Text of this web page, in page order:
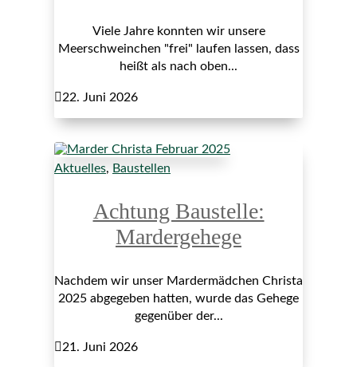
Viele Jahre konnten wir unsere
Meerschweinchen "frei" laufen lassen, dass
heißt als nach oben...
22. Juni 2026
Aktuelles, Baustellen
Achtung Baustelle:
Mardergehege
Nachdem wir unser Mardermädchen Christa
2025 abgegeben hatten, wurde das Gehege
gegenüber der...
21. Juni 2026